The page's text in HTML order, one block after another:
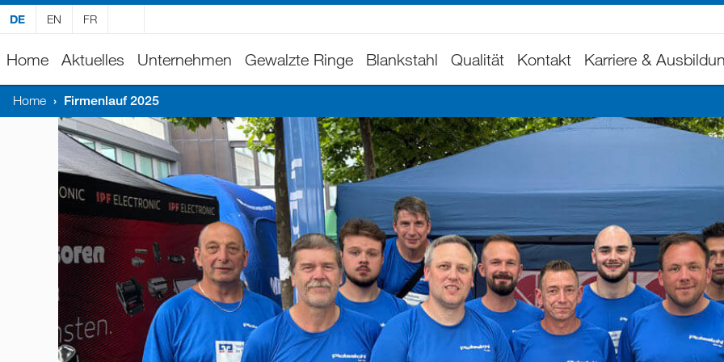
DE EN FR
Home Aktuelles Unternehmen Gewalzte Ringe Blankstahl Qualität Kontakt Karriere &
Home › Firmenlauf 2025